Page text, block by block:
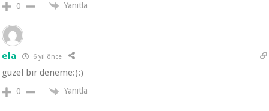
0 Yanıtla
ela 6 yıl önce
güzel bir deneme:):)
0 Yanıtla